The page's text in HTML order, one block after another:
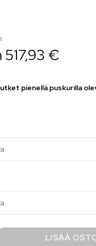
517,93 €
pienellä puskurilla
LISÄÄ